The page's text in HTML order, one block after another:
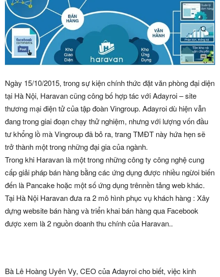
Ngày 15/10/2015, trong sự kiện chính thức đặt văn phòng đại diện
tại Hà Nội, Haravan cũng công bố hợp tác với Adayroi – site
thương mại điện tử của tập đoàn Vingroup. Adayroi dù hiện vẫn
đang trong giai đoạn chạy thử nghiệm, nhưng với lượng vốn đầu
tư khổng lồ mà Vingroup đã bỏ ra, trang TMĐT này hứa hẹn sẽ
trở thành một trong những đại gia của ngành.
Trong khi Haravan là một trong những công ty công nghệ cung
cấp giải pháp bán hàng bằng các ứng dụng được nhiều ngừoi biến
đến là Pancake hoặc một số ứng dụng trênnền tảng web khác.
Tại Hà Nội Haravan đưa ra 2 mô hình phục vụ khách hàng : Xây
dựng website bán hàng và triển khai bán hàng qua Facebook
được xem là 2 nguồn doanh thu chính của Haravan..
Bà Lê Hoàng Uyên Vy, CEO của Adayroi cho biết, việc kinh